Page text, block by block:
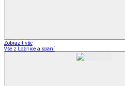
Zobrazit vše
Vše z Ložnice a spaní